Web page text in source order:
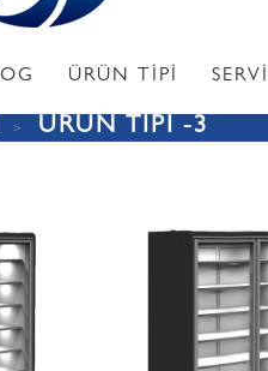
Motorlu
ÜRÜN TİPİ
ÜRÜN TİPİ -3